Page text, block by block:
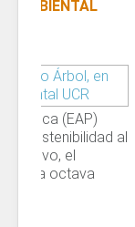
participar en
IC 2026. ?
febrero,
Leer Más
LOS
ESCUELA